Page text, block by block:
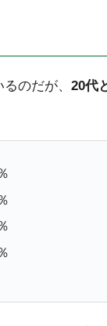
のだが、 20代